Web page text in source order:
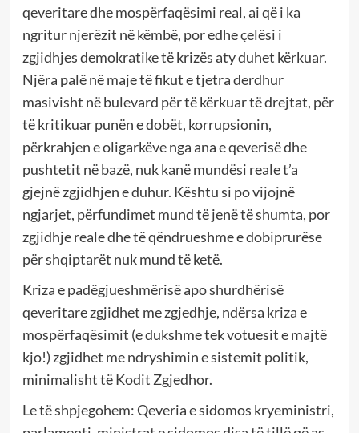
qeveritare dhe mospërfaqësimi real, ai që i ka
ngritur njerëzit në këmbë, por edhe çelësi i
zgjidhjes demokratike të krizës aty duhet kërkuar.
Njëra palë në maje të fikut e tjetra derdhur
masivisht në bulevard për të kërkuar të drejtat, për
të kritikuar punën e dobët, korrupsionin,
përkrahjen e oligarkëve nga ana e qeverisë dhe
pushtetit në bazë, nuk kanë mundësi reale t’a
gjejnë zgjidhjen e duhur. Kështu si po vijojnë
ngjarjet, përfundimet mund të jenë të shumta, por
zgjidhje reale dhe të qëndrueshme e dobiprurëse
për shqiptarët nuk mund të ketë.
Kriza e padëgjueshmërisë apo shurdhërisë
qeveritare zgjidhet me zgjedhje, ndërsa kriza e
mospërfaqësimit (e dukshme tek votuesit e majtë
kjo!) zgjidhet me ndryshimin e sistemit politik,
minimalisht të Kodit Zgjedhor.
Le të shpjegohem: Qeveria e sidomos kryeministri,